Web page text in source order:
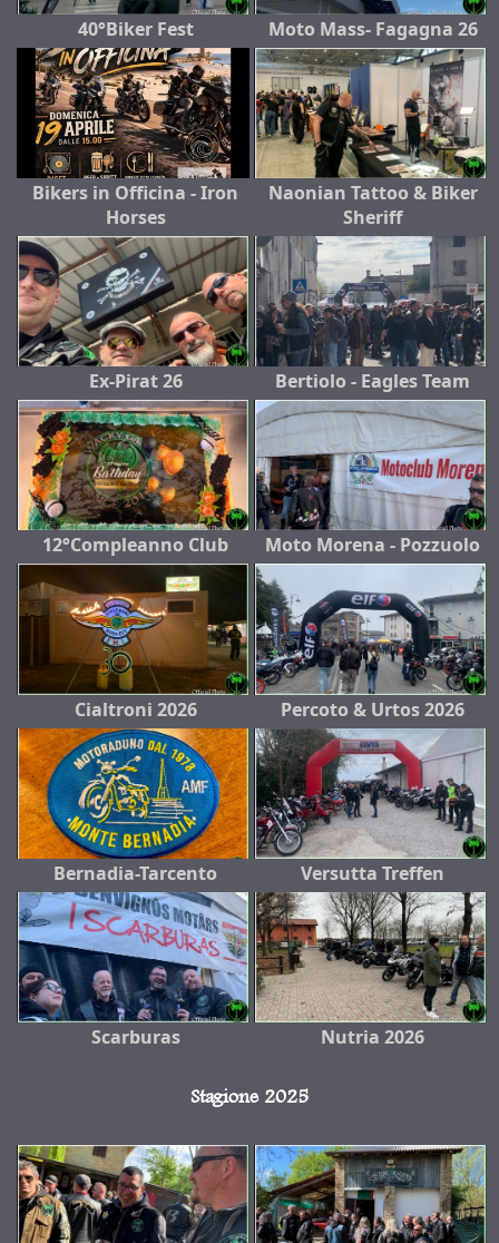
40°Biker Fest Moto Mass- Fagagna 26
Bikers in Officina - Iron
Horses
Naonian Tattoo & Biker
Sheriff
Ex-Pirat 26 Bertiolo - Eagles Team
12°Compleanno Club Moto Morena - Pozzuolo
Cialtroni 2026 Percoto & Urtos 2026
Bernadia-Tarcento Versutta Treffen
Scarburas Nutria 2026
Stagione 2025